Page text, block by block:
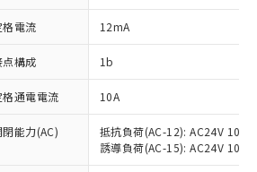
格電流 12mA
点構成 1b
格通電電流 10A
閉能力(AC)
抵抗負荷(AC-12): AC24V 10A/
誘導負荷(AC-15): AC24V
件
お読みいただき、同意のうえ
：EU RoHS指令（10物質）の
した製品が提供可能な商品で
RoHS指令（10物質）の非含
製品に切り替える予定のある
：EU RoHS指令（10物質）の
応の商品で、対応品を出す予